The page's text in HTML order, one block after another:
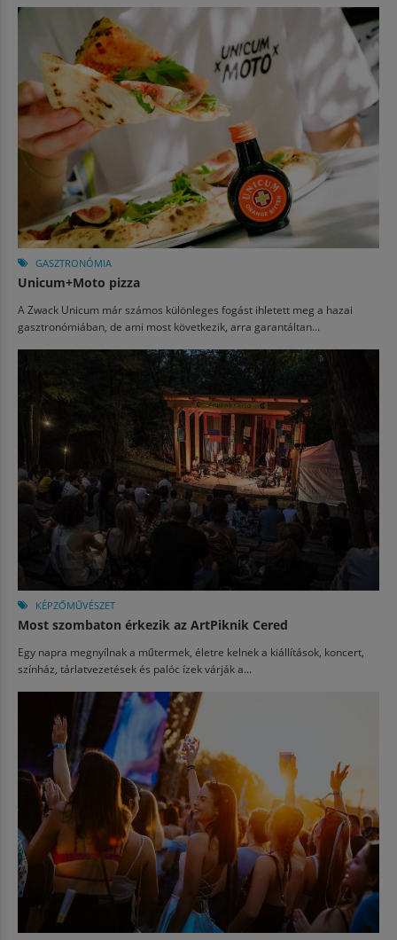
GASZTRONÓMIA
Unicum+Moto pizza
A Zwack Unicum már számos különleges fogást ihletett meg a hazai
gasztronómiában, de ami most következik, arra garantáltan...
KÉPZŐMŰVÉSZET
Most szombaton érkezik az ArtPiknik Cered
Egy napra megnyílnak a műtermek, életre kelnek a kiállítások, koncert,
színház, tárlatvezetések és palóc ízek várják a...